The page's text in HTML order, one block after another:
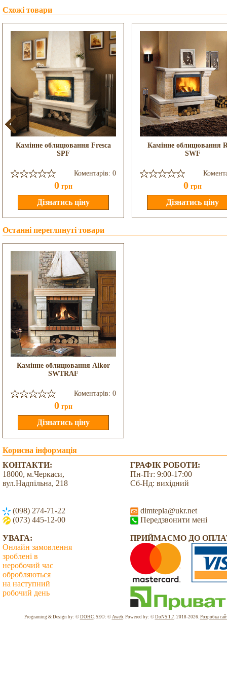
Схожі товари
Камінне облицювання Fresca
SPF
Коментарів: 0
0 грн
Камінне облицювання
SWF
0 грн
Останні переглянуті товари
Камінне облицювання Alkor
SWTRAF
Коментарів: 0
0 грн
Корисна інформація
КОНТАКТИ:
18000, м.Черкаси,
вул.Надпільна, 218
(098) 274-71-22
(073) 445-12-00
ГРАФІК РОБОТИ:
Пн-Пт: 9:00-17:00
Сб-Нд: вихідний
dimtepla@ukr.net
Передзвонити мені
УВАГА:
Онлайн замовлення
зроблені в
неробочий час
обробляються
на наступний
робочий день
ПРИЙМАЄМО ДО
Programing & Design by: © DOHC. SEO: © Aweb. Powered by: © DoNS 1.7. 2018-2026. Розробка